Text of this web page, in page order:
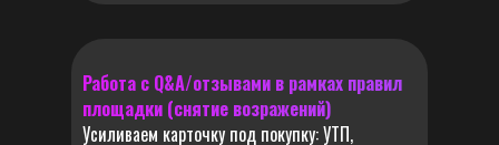
Работа с Q&A/отзывами в рамках правил
площадки (снятие возражений)
Усиливаем карточку под покупку: УТП,
ВЫКУП + ЗАБОР ИЗ ПВ3